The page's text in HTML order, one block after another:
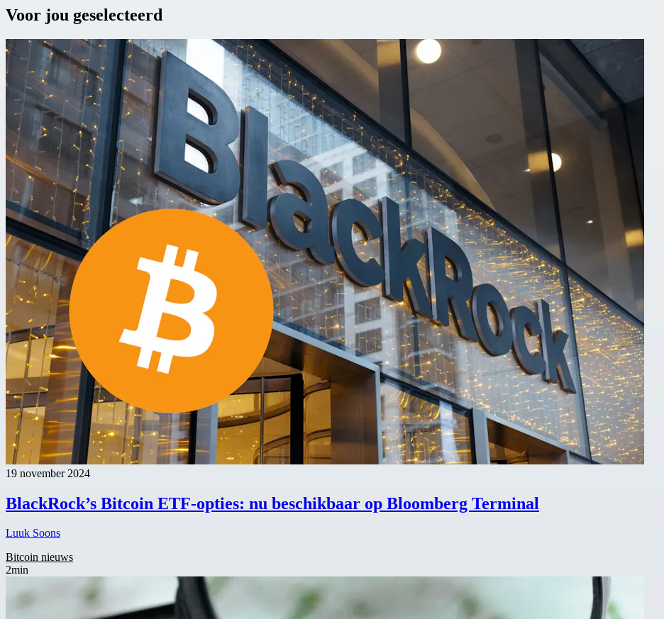
Voor jou geselecteerd
19 november 2024
BlackRock’s Bitcoin ETF-opties: nu beschikbaar op Bloomberg Terminal
Luuk Soons
Bitcoin nieuws
2min